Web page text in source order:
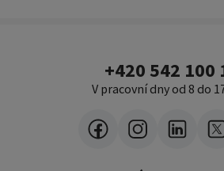
+420 542 100
V pracovní dny od 8 do